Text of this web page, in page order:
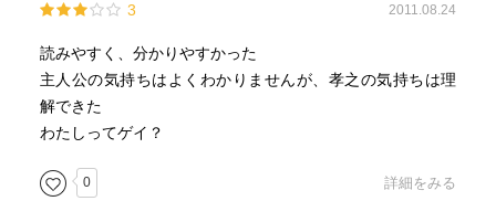
3 2011.08.24
読みやすく、分かりやすかった
主人公の気持ちはよくわかりませんが、孝之の気持ちは理
解できた
わたしってゲイ？
0 詳細をみる